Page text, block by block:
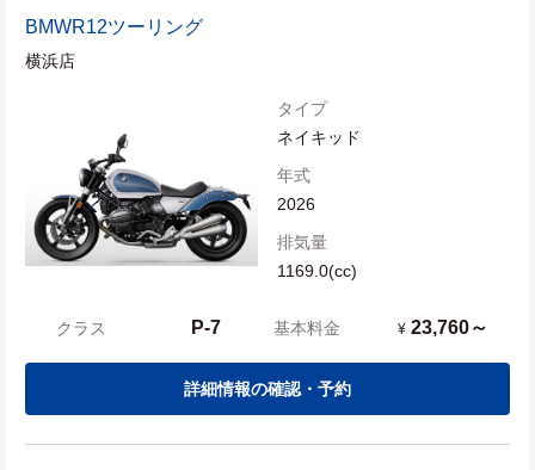
BMWR12ツーリング
横浜店
タイプ
ネイキッド
年式
2026
排気量
1169.0(cc)
クラス P-7 基本料金 ¥ 23,760～
詳細情報の確認・予約